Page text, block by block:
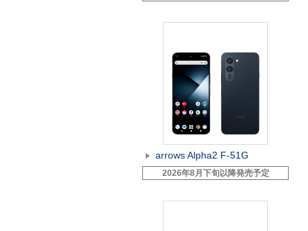
arrows Alpha2 F-51G
2026年8月下旬以降発売予定